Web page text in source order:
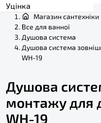
Уцінка
Магазин сантехніки
Все для ванної
Душова система
Душова система
WH-19
Душова
монтажу для
WH-19